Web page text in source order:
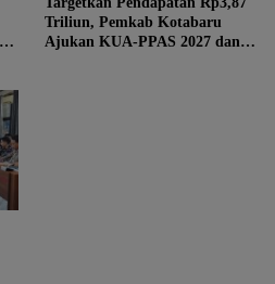
Triliun, Pemkab Kotabaru
Ajukan KUA-PPAS 2027 dan 3